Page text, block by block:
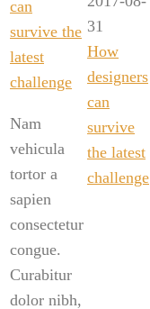
can
survive the
latest
challenge
Nam
vehicula
tortor a
sapien
consectetur
congue.
Curabitur
dolor nibh,
31
How
designers
can
survive
the latest
challenge